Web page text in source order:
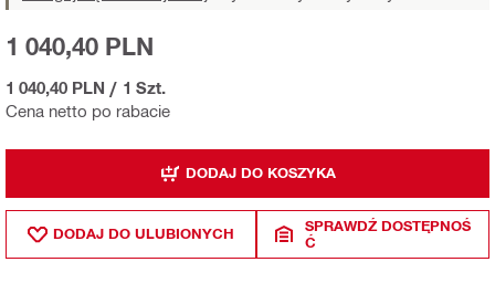
Cena netto po rabacie
1 040,40 PLN
1 040,40 PLN / 1 Szt.
DODAJ DO KOSZYKA
DODAJ DO ULUBIONYCH
SPRAWDŹ DOSTĘPNOŚ
Ć